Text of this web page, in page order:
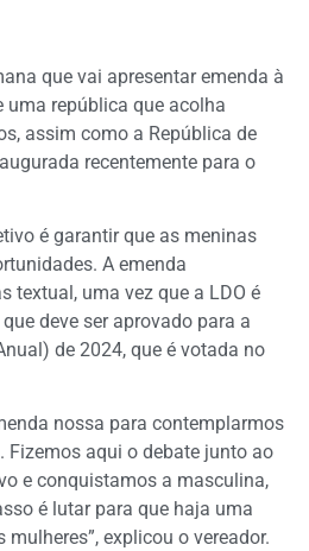
que vai apresentar emenda à
uma república que acolha
assim como a República de
recentemente para o
é garantir que as meninas
A emenda
textual, uma vez que a LDO é
deve ser aprovado para a
de 2024, que é votada no
nossa para contemplarmos
aqui o debate junto ao
e conquistamos a masculina,
é lutar para que haja uma
explicou o vereador.